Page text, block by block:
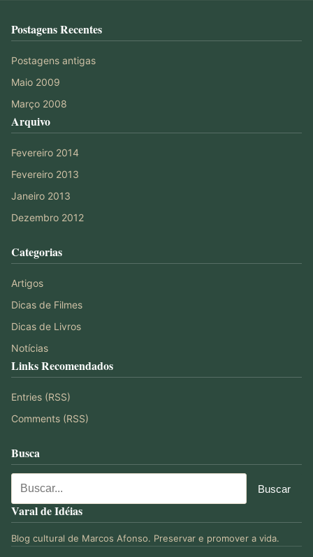
Postagens Recentes
Postagens antigas
Maio 2009
Março 2008
Arquivo
Fevereiro 2014
Fevereiro 2013
Janeiro 2013
Dezembro 2012
Categorias
Artigos
Dicas de Filmes
Dicas de Livros
Notícias
Links Recomendados
Entries (RSS)
Comments (RSS)
Busca
Varal de Idéias
Blog cultural de Marcos Afonso. Preservar e promover a vida.